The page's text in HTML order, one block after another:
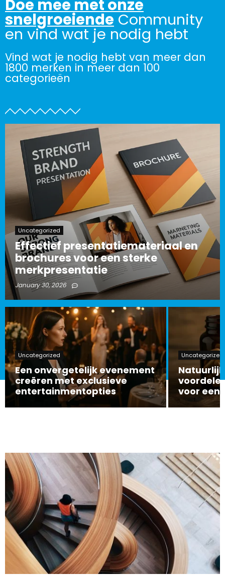
Doe mee met onze
snelgroeiende Community
en vind wat je nodig hebt
Vind wat je nodig hebt van meer dan
1800 merken in meer dan 100
categorieën
Uncategorized
Effectief presentatiemateriaal en
brochures voor een sterke
merkpresentatie
January 30, 2026
Uncategorized
Een onvergetelijk evenement
creëren met exclusieve
entertainmentopties
Uncategorized
voor een